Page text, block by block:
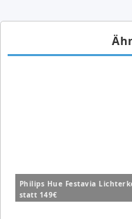
Philips Hue Festavia
statt 149€